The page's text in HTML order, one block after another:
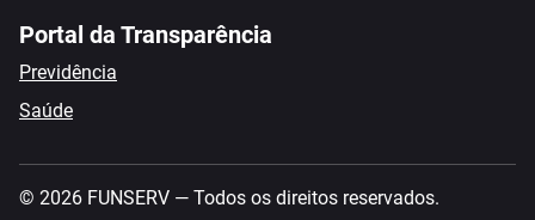
Portal da Transparência
Previdência
Saúde
© 2026 FUNSERV — Todos os direitos reservados.